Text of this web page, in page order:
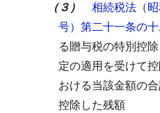
（３） 相続税法（
号）第二十一条の
る贈与税の特別控
定の適用を受けて
おける当該金額の
控除した残額